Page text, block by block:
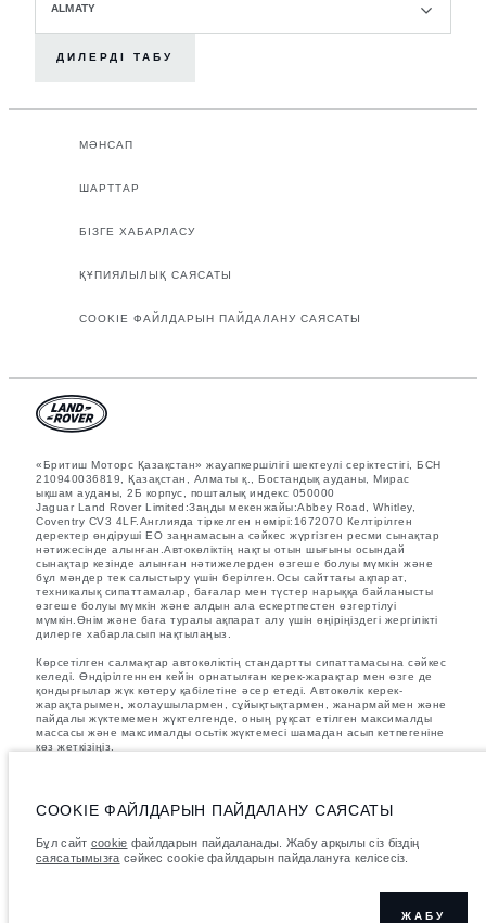
ALMATY
ДИЛЕРДІ ТАБУ
МӘНСАП
ШАРТТАР
БІЗГЕ ХАБАРЛАСУ
ҚҰПИЯЛЫЛЫҚ САЯСАТЫ
COOKIE ФАЙЛДАРЫН ПАЙДАЛАНУ САЯСАТЫ
«Бритиш Моторс Қазақстан» жауапкершілігі шектеулі серіктестігі, БСН
210940036819, Қазақстан, Алматы қ., Бостандық ауданы, Мирас
ықшам ауданы, 2Б корпус, пошталық индекс 050000
Jaguar Land Rover Limited:Заңды мекенжайы:Abbey Road, Whitley,
Coventry CV3 4LF.Англияда тіркелген нөмірі:1672070 Келтірілген
деректер өндіруші ЕО заңнамасына сәйкес жүргізген ресми сынақтар
нәтижесінде алынған.Автокөліктің нақты отын шығыны осындай
сынақтар кезінде алынған нәтижелерден өзгеше болуы мүмкін және
бұл мәндер тек салыстыру үшін берілген.Осы сайттағы ақпарат,
техникалық сипаттамалар, бағалар мен түстер нарыққа байланысты
өзгеше болуы мүмкін және алдын ала ескертпестен өзгертілуі
мүмкін.Өнім және баға туралы ақпарат алу үшін өңіріңіздегі жергілікті
дилерге хабарласып нақтылаңыз.
Көрсетілген салмақтар автокөліктің стандартты сипаттамасына сәйкес
келеді. Өндірілгеннен кейін орнатылған керек-жарақтар мен өзге де
қондырғылар жүк көтеру қабілетіне әсер етеді. Автокөлік керек-
жарақтарымен, жолаушылармен, сұйықтықтармен, жанармаймен және
пайдалы жүктемемен жүктелгенде, оның рұқсат етілген максималды
массасы және максималды осьтік жүктемесі шамадан асып кетпегеніне
көз жеткізіңіз.
құрастыру сипаттамаларына, опциялардың қолжетімділігіне және
құрастыру уақытына әсер етуде. Бұл өте динамикалық жағдай, осыған
мүмкіндіктердің, опциялардың, әрлеудің және түс схемаларының
ағымдағы сипаттамаларын толық көрсетпеуі мүмкін. Дұрыс таңдау
COOKIE ФАЙЛДАРЫН ПАЙДАЛАНУ САЯСАТЫ
Бұл сайт cookie файлдарын пайдаланады. Жабу арқылы сіз біздің
саясатымызға сәйкес cookie файлдарын пайдалануға келісесіз.
ЖАБУ